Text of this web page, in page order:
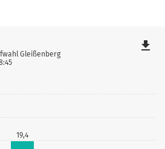
19,4
Gleißenberg
file_download